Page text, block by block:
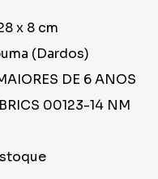
x 8 cm
(Dardos)
DE 6 ANOS
00123-14 NM